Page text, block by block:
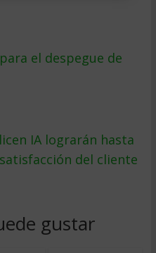
el despegue de
IA lograrán hasta
del cliente
gustar